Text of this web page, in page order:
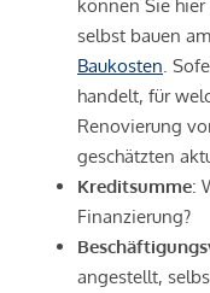
können Sie
selbst bauen
Baukosten .
handelt, für
Renovierung
geschätzten
Kreditsumme:
Finanzierung?
angestellt,